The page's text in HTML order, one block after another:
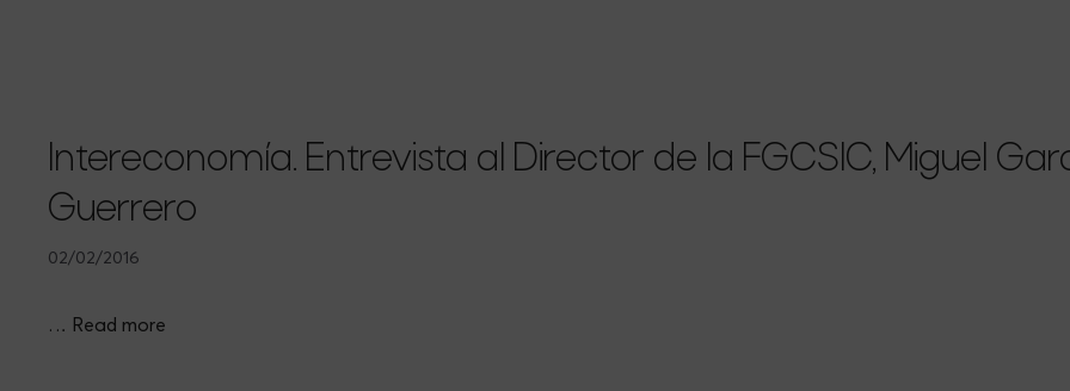
Intereconomía. Entrevista al Director de la FGCSIC, Miguel
Guerrero
02/02/2016
… Read more